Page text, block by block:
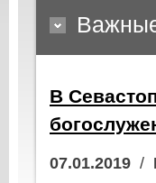
В
07.01.2019 /